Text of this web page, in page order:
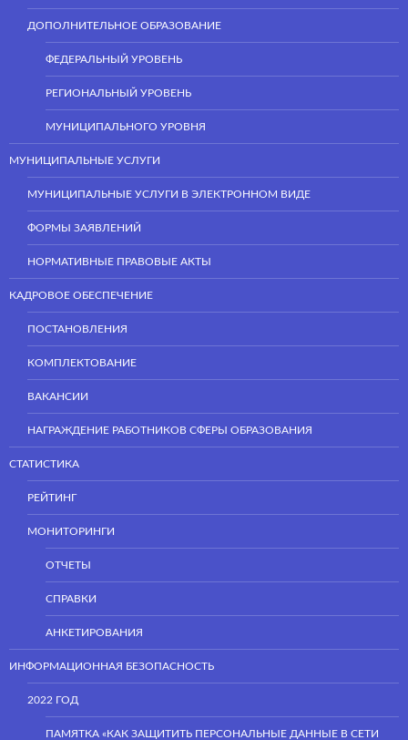
ДОПОЛНИТЕЛЬНОЕ ОБРАЗОВАНИЕ
ФЕДЕРАЛЬНЫЙ УРОВЕНЬ
РЕГИОНАЛЬНЫЙ УРОВЕНЬ
МУНИЦИПАЛЬНОГО УРОВНЯ
МУНИЦИПАЛЬНЫЕ УСЛУГИ
МУНИЦИПАЛЬНЫЕ УСЛУГИ В ЭЛЕКТРОННОМ ВИДЕ
ФОРМЫ ЗАЯВЛЕНИЙ
НОРМАТИВНЫЕ ПРАВОВЫЕ АКТЫ
КАДРОВОЕ ОБЕСПЕЧЕНИЕ
ПОСТАНОВЛЕНИЯ
КОМПЛЕКТОВАНИЕ
ВАКАНСИИ
НАГРАЖДЕНИЕ РАБОТНИКОВ СФЕРЫ ОБРАЗОВАНИЯ
СТАТИСТИКА
РЕЙТИНГ
МОНИТОРИНГИ
ОТЧЕТЫ
СПРАВКИ
АНКЕТИРОВАНИЯ
ИНФОРМАЦИОННАЯ БЕЗОПАСНОСТЬ
2022 ГОД
ПАМЯТКА «КАК ЗАЩИТИТЬ ПЕРСОНАЛЬНЫЕ ДАННЫЕ В СЕТИ